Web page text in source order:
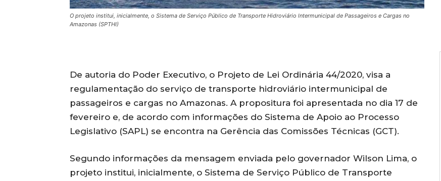
O projeto institui, inicialmente, o Sistema de Serviço Público de Transporte Hidroviário lntermunicipal de Passageiros e Cargas no
Amazonas (SPTHI)
De autoria do Poder Executivo, o Projeto de Lei Ordinária 44/2020, visa a
regulamentação do serviço de transporte hidroviário intermunicipal de
passageiros e cargas no Amazonas. A propositura foi apresentada no dia 17 de
fevereiro e, de acordo com informações do Sistema de Apoio ao Processo
Legislativo (SAPL) se encontra na Gerência das Comissões Técnicas (GCT).
Segundo informações da mensagem enviada pelo governador Wilson Lima, o
projeto institui, inicialmente, o Sistema de Serviço Público de Transporte